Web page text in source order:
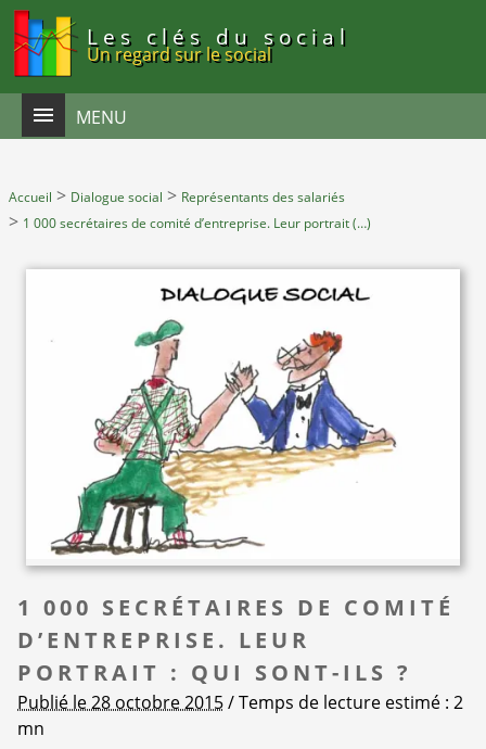
Les clés du social
Un regard sur le social
MENU
Accueil > Dialogue social > Représentants des salariés
> 1 000 secrétaires de comité d’entreprise. Leur portrait (…)
1 000 SECRÉTAIRES DE COMITÉ
D’ENTREPRISE. LEUR
PORTRAIT : QUI SONT-ILS ?
Publié le 28 octobre 2015/ Temps de lecture estimé : 2
mn
Panneau de gestion des cookies